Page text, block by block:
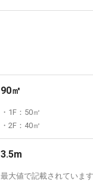
90㎡
・1F：50㎡
・2F：40㎡
3.5m
最大値で記載されていま